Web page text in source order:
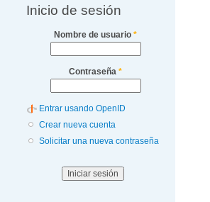
Inicio de sesión
Nombre de usuario *
Contraseña *
Entrar usando OpenID
Crear nueva cuenta
Solicitar una nueva contraseña